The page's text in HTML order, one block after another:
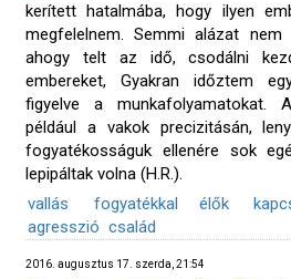
kerített hatalmába, hogy ilyen
megfelelnem. Semmi alázat
ahogy telt az idő, csodálni
embereket, Gyakran időztem
figyelve a munkafolyamatokat.
például a vakok precizitásán,
fogyatékosságuk ellenére sok
lepipáltak volna (H.R.).
vallás
fogyatékkal élők
agresszió család
2016. augusztus 17. szerda, 21:54